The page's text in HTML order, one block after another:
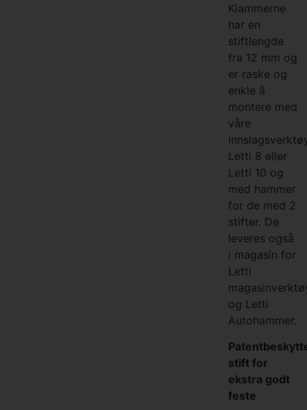
Klammerne
har en
stiftlengde
fra 12 mm og
er raske og
enkle å
montere med
våre
Letti 8 eller
Letti 10 og
med hammer
for de med 2
stifter. De
leveres også
i magasin for
Letti
og Letti
Autohammer.
stift for
ekstra godt
feste